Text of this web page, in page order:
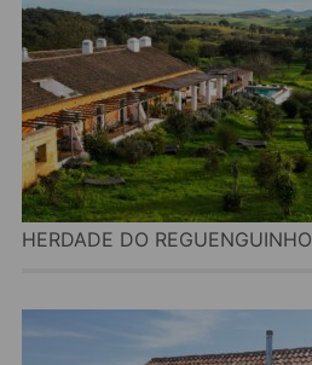
HERDADE DO REGUENGUINHO